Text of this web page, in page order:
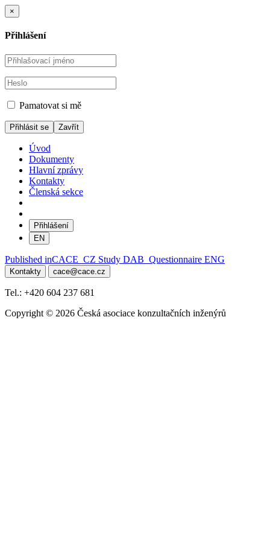
×
Přihlášení
Pamatovat si mě
Zavřít
Úvod
Dokumenty
Hlavní zprávy
Kontakty
Členská sekce
Přihlášení
EN
Navigace
pro
příspěvek
Published inCACE_CZ Study DAB_Questionnaire ENG
Kontakty cace@cace.cz
Tel.: +420 604 237 681
Copyright © 2026 Česká asociace konzultačních inženýrů